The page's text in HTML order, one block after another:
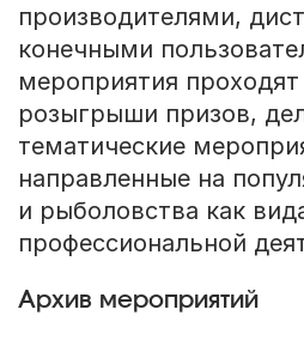
производителями,
конечными
мероприятия
розыгрыши призов,
тематические
направленные на
и рыболовства как
профессиональной
Архив мероприятий